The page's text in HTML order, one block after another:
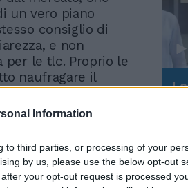
Information
to third parties, or processing of your
by us, please use the below opt-out
your opt-out request is processed
un vero piano
consiglio di
e non
per le tlc. Proprio le
naufragare il
mobile-tv,
della strategia del
della rete fisa con
che il primo
di Telecom sia
con l'Autorità
a Come States?